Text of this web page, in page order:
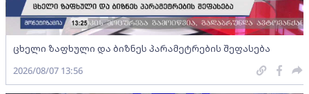
ცხელი ზაფხული და ბიზნეს პარამეტრების შეფასება
2026/08/07 13:56